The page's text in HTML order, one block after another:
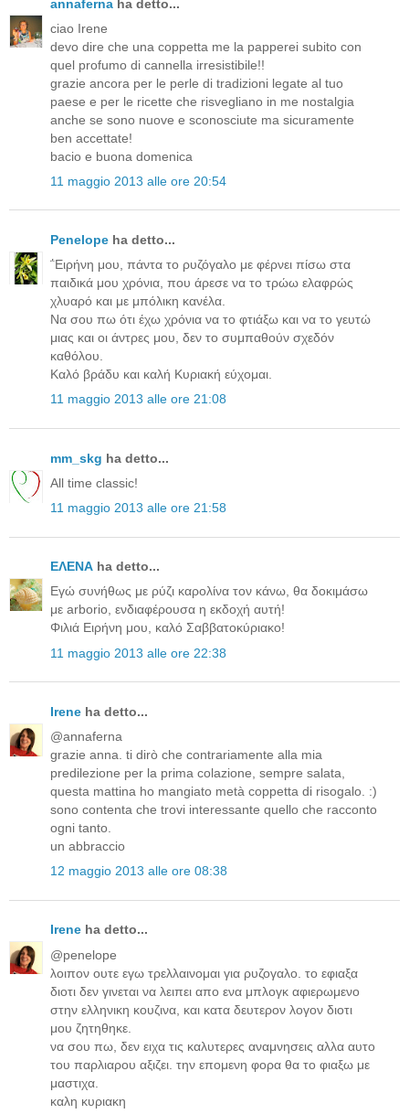
annaferna ha detto...
ciao Irene
devo dire che una coppetta me la papperei subito con
quel profumo di cannella irresistibile!!
grazie ancora per le perle di tradizioni legate al tuo
paese e per le ricette che risvegliano in me nostalgia
anche se sono nuove e sconosciute ma sicuramente
ben accettate!
bacio e buona domenica
11 maggio 2013 alle ore 20:54
Penelope ha detto...
΅Ειρήνη μου, πάντα το ρυζόγαλο με φέρνει πίσω στα
παιδικά μου χρόνια, που άρεσε να το τρώω ελαφρώς
χλυαρό και με μπόλικη κανέλα.
Να σου πω ότι έχω χρόνια να το φτιάξω και να το γευτώ
μιας και οι άντρες μου, δεν το συμπαθούν σχεδόν
καθόλου.
Καλό βράδυ και καλή Κυριακή εύχομαι.
11 maggio 2013 alle ore 21:08
mm_skg ha detto...
All time classic!
11 maggio 2013 alle ore 21:58
ΕΛΕΝΑ ha detto...
Εγώ συνήθως με ρύζι καρολίνα τον κάνω, θα δοκιμάσω
με arborio, ενδιαφέρουσα η εκδοχή αυτή!
Φιλιά Ειρήνη μου, καλό Σαββατοκύριακο!
11 maggio 2013 alle ore 22:38
Irene ha detto...
@annaferna
grazie anna. ti dirò che contrariamente alla mia
predilezione per la prima colazione, sempre salata,
questa mattina ho mangiato metà coppetta di risogalo. :)
sono contenta che trovi interessante quello che racconto
ogni tanto.
un abbraccio
12 maggio 2013 alle ore 08:38
Irene ha detto...
@penelope
λοιπον ουτε εγω τρελλαινομαι για ρυζογαλο. το εφιαξα
διοτι δεν γινεται να λειπει απο ενα μπλογκ αφιερωμενο
στην ελληνικη κουζινα, και κατα δευτερον λογον διοτι
μου ζητηθηκε.
να σου πω, δεν ειχα τις καλυτερες αναμνησεις αλλα αυτο
του παρλιαρου αξιζει. την επομενη φορα θα το φιαξω με
μαστιχα.
καλη κυριακη